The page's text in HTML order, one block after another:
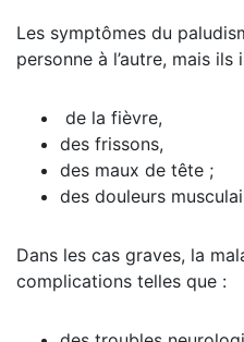
Les symptômes du
personne à l’autre, mais
de la fièvre,
des frissons,
des maux de tête ;
des douleurs
Dans les cas graves, la
complications telles que :